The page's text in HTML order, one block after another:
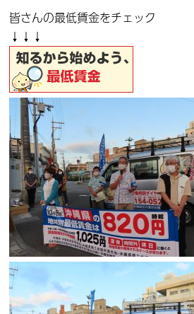
皆さんの最低賃金をチェック
↓↓↓